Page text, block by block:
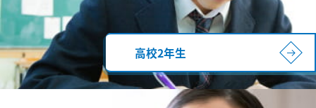
高校2年生